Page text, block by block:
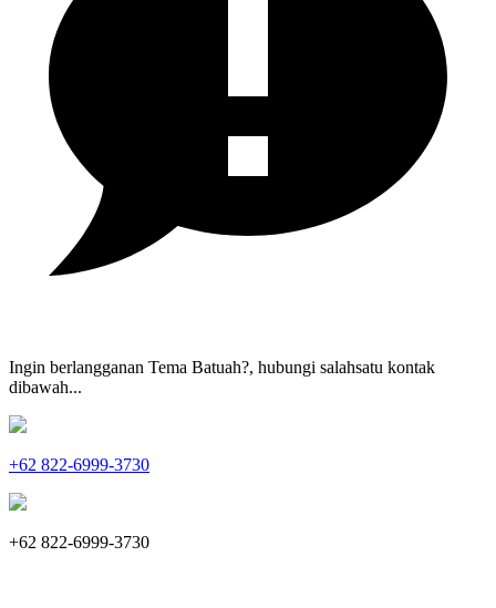
Ingin berlangganan Tema Batuah?, hubungi salahsatu kontak
dibawah...
+62 822-6999-3730
+62 822-6999-3730